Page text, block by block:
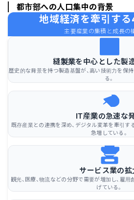
都市部への人口集中の背景
地域経済を牽引す
主要産業の集積と成長の
縫製業を中心とした製
歴史的な背景を持つ製造基盤が、高い技術力を保
る。
IT産業の急速な
既存産業との連携を深め、デジタル変革を牽引
急増している。
サービス業の拡
観光、医療、物流などの分野で需要が増加し、雇
げている。